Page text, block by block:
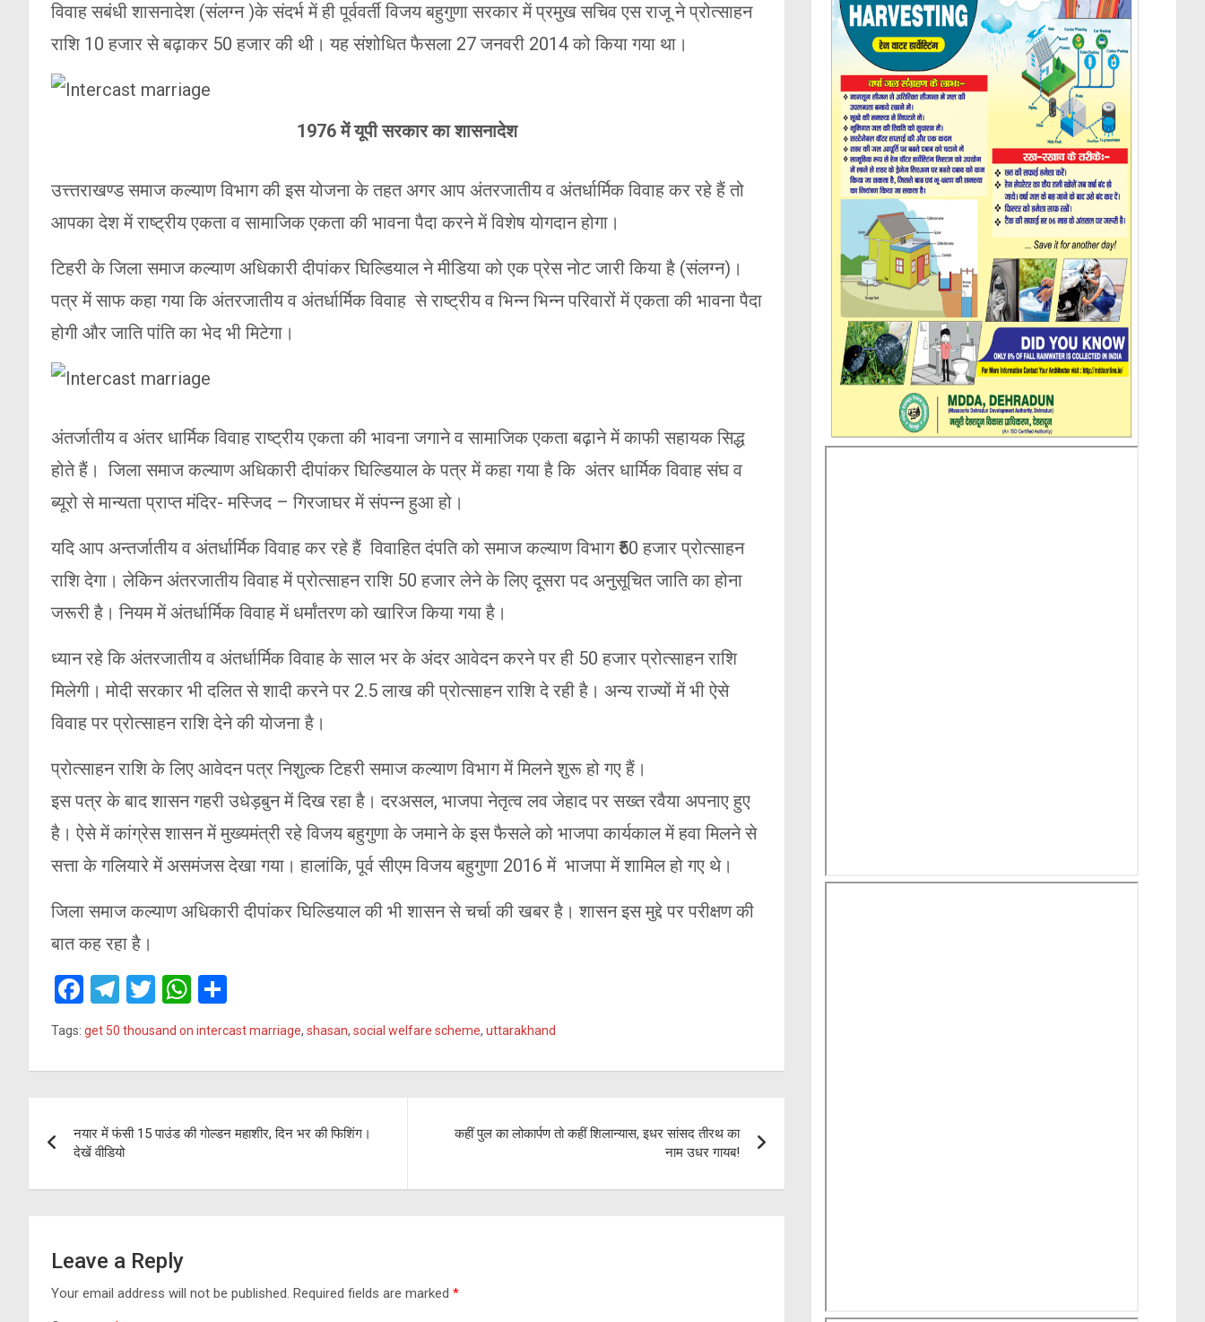
विवाह सबंधी शासनादेश (संलग्न )के संदर्भ में ही पूर्ववर्ती विजय बहुगुणा सरकार में प्रमुख सचिव एस राजू ने प्रोत्साहन
राशि 10 हजार से बढ़ाकर 50 हजार की थी। यह संशोधित फैसला 27 जनवरी 2014 को किया गया था।
1976 में यूपी सरकार का शासनादेश
उत्त्तराखण्ड समाज कल्याण विभाग की इस योजना के तहत अगर आप अंतरजातीय व अंतर्धार्मिक विवाह कर रहे हैं तो
आपका देश में राष्ट्रीय एकता व सामाजिक एकता की भावना पैदा करने में विशेष योगदान होगा।
टिहरी के जिला समाज कल्याण अधिकारी दीपांकर घिल्डियाल ने मीडिया को एक प्रेस नोट जारी किया है (संलग्न)।
पत्र में साफ कहा गया कि अंतरजातीय व अंतर्धार्मिक विवाह से राष्ट्रीय व भिन्न भिन्न परिवारों में एकता की भावना पैदा
होगी और जाति पांति का भेद भी मिटेगा।
अंतर्जातीय व अंतर धार्मिक विवाह राष्ट्रीय एकता की भावना जगाने व सामाजिक एकता बढ़ाने में काफी सहायक सिद्ध
होते हैं। जिला समाज कल्याण अधिकारी दीपांकर घिल्डियाल के पत्र में कहा गया है कि अंतर धार्मिक विवाह संघ व
ब्यूरो से मान्यता प्राप्त मंदिर- मस्जिद – गिरजाघर में संपन्न हुआ हो।
यदि आप अन्तर्जातीय व अंतर्धार्मिक विवाह कर रहे हैं विवाहित दंपति को समाज कल्याण विभाग ₹50 हजार प्रोत्साहन
राशि देगा। लेकिन अंतरजातीय विवाह में प्रोत्साहन राशि 50 हजार लेने के लिए दूसरा पद अनुसूचित जाति का होना
जरूरी है। नियम में अंतर्धार्मिक विवाह में धर्मांतरण को खारिज किया गया है।
ध्यान रहे कि अंतरजातीय व अंतर्धार्मिक विवाह के साल भर के अंदर आवेदन करने पर ही 50 हजार प्रोत्साहन राशि
मिलेगी। मोदी सरकार भी दलित से शादी करने पर 2.5 लाख की प्रोत्साहन राशि दे रही है। अन्य राज्यों में भी ऐसे
विवाह पर प्रोत्साहन राशि देने की योजना है।
प्रोत्साहन राशि के लिए आवेदन पत्र निशुल्क टिहरी समाज कल्याण विभाग में मिलने शुरू हो गए हैं।
इस पत्र के बाद शासन गहरी उधेड़बुन में दिख रहा है। दरअसल, भाजपा नेतृत्व लव जेहाद पर सख्त रवैया अपनाए हुए
है। ऐसे में कांग्रेस शासन में मुख्यमंत्री रहे विजय बहुगुणा के जमाने के इस फैसले को भाजपा कार्यकाल में हवा मिलने से
सत्ता के गलियारे में असमंजस देखा गया। हालांकि, पूर्व सीएम विजय बहुगुणा 2016 में भाजपा में शामिल हो गए थे।
जिला समाज कल्याण अधिकारी दीपांकर घिल्डियाल की भी शासन से चर्चा की खबर है। शासन इस मुद्दे पर परीक्षण की
बात कह रहा है।
F
ce
b
o
k
T
el
gr
m
T
wi
er
W
h
s
p
e
Tags: get 50 thousand on intercast marriage, shasan, social welfare scheme, uttarakhand
navigation
नयार में फंसी 15 पाउंड की गोल्डन महाशीर, दिन भर की फिशिंग।
देखें वीडियो
कहीं पुल का लोकार्पण तो कहीं शिलान्यास, इधर सांसद तीरथ का
नाम उधर गायब!
Leave a Reply
Your email address will not be published. Required fields are marked *